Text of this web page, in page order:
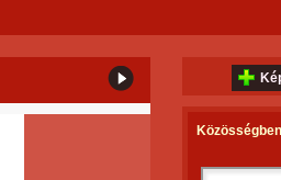
Közösségben